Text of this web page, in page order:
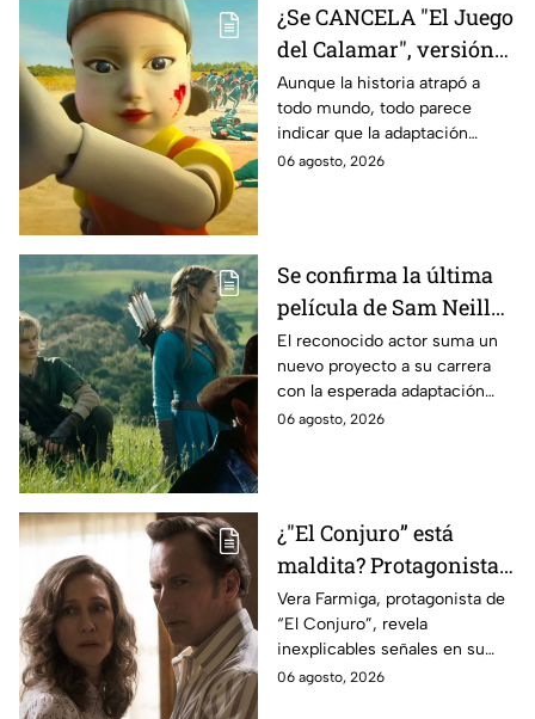
¿Se CANCELA "El Juego
del Calamar", versión
Estados Unidos? Esto
es lo que se sabe al
momento
Aunque la historia atrapó a
todo mundo, todo parece
indicar que la adaptación
podría ser cancelada:
06 agosto, 2026
Se confirma la última
película de Sam Neill
antes de morir: esto es
lo que se sabe hasta
ahora
El reconocido actor suma un
nuevo proyecto a su carrera
con la esperada adaptación
cinematográfica del popular
06 agosto, 2026
¿"El Conjuro” está
maldita? Protagonista
revela INQUIETANTES
señales en su cuerpo
durante la grabación de
la película
Vera Farmiga, protagonista de
“El Conjuro”, revela
inexplicables señales en su
cuerpo durante el rodaje de la
06 agosto, 2026